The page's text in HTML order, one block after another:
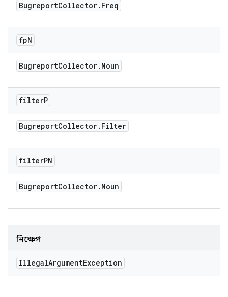
BugreportCollector. Freq
fpN
BugreportCollector. Noun
filterP
BugreportCollector. Filter
filterPN
BugreportCollector. Noun
নিক্ষেপ
IllegalArgumentException